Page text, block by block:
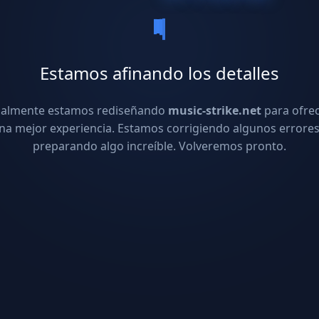
Estamos afinando los detalles
estamos rediseñando music-strike.net para
mejor experiencia. Estamos corrigiendo algunos
preparando algo increíble. Volveremos pronto.